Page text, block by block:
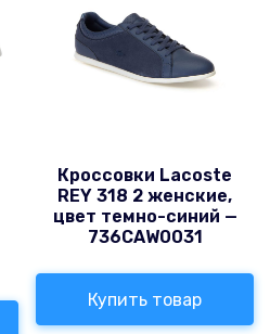
Кроссовки Lacoste
REY 318 2 женские,
цвет темно-синий —
736CAW0031
Купить товар